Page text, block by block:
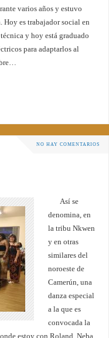
varios años y estuvo
es trabajador social en
y hoy está graduado
para adaptarlos al
NO HAY COMENTARIOS
Así se
denomina, en
la tribu Nkwen
y en otras
similares del
noroeste de
Camerún, una
danza especial
a la que es
convocada la
estoy con Roland, Neba,